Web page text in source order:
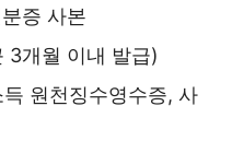
증 사본
3개월 이내 발급)
원천징수영수증, 사